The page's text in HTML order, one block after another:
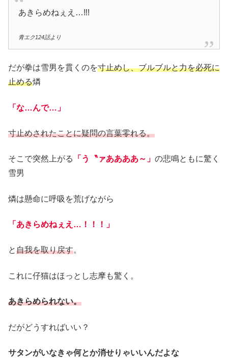
あきらめねぇえ…‼!
青エク124話より
だが拳は雪男を貫くのを寸止めし、ブルブルと力を必死に
止める燐
「な…んで…」
寸止めされたことに疑問の言葉零れる。
そこで突然上がる 「う〝ァああああ～」 の悲鳴ともに驚く
雪男
燐は懸命に呼吸を荒げながら
「あきらめねぇえ…！！！」
と自我を取り戻す。
これに仔猫はほっとし志摩も驚く。
あきらめられない。
だがどうすればいい？
サタンがいなきゃ何とか消せりゃいいんだよな